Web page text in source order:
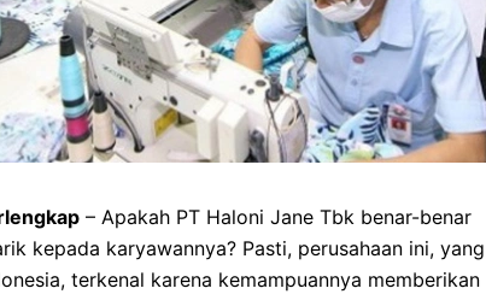
– Apakah PT Haloni Jane Tbk benar-benar
kepada karyawannya? Pasti, perusahaan ini, yang
terkenal karena kemampuannya memberikan